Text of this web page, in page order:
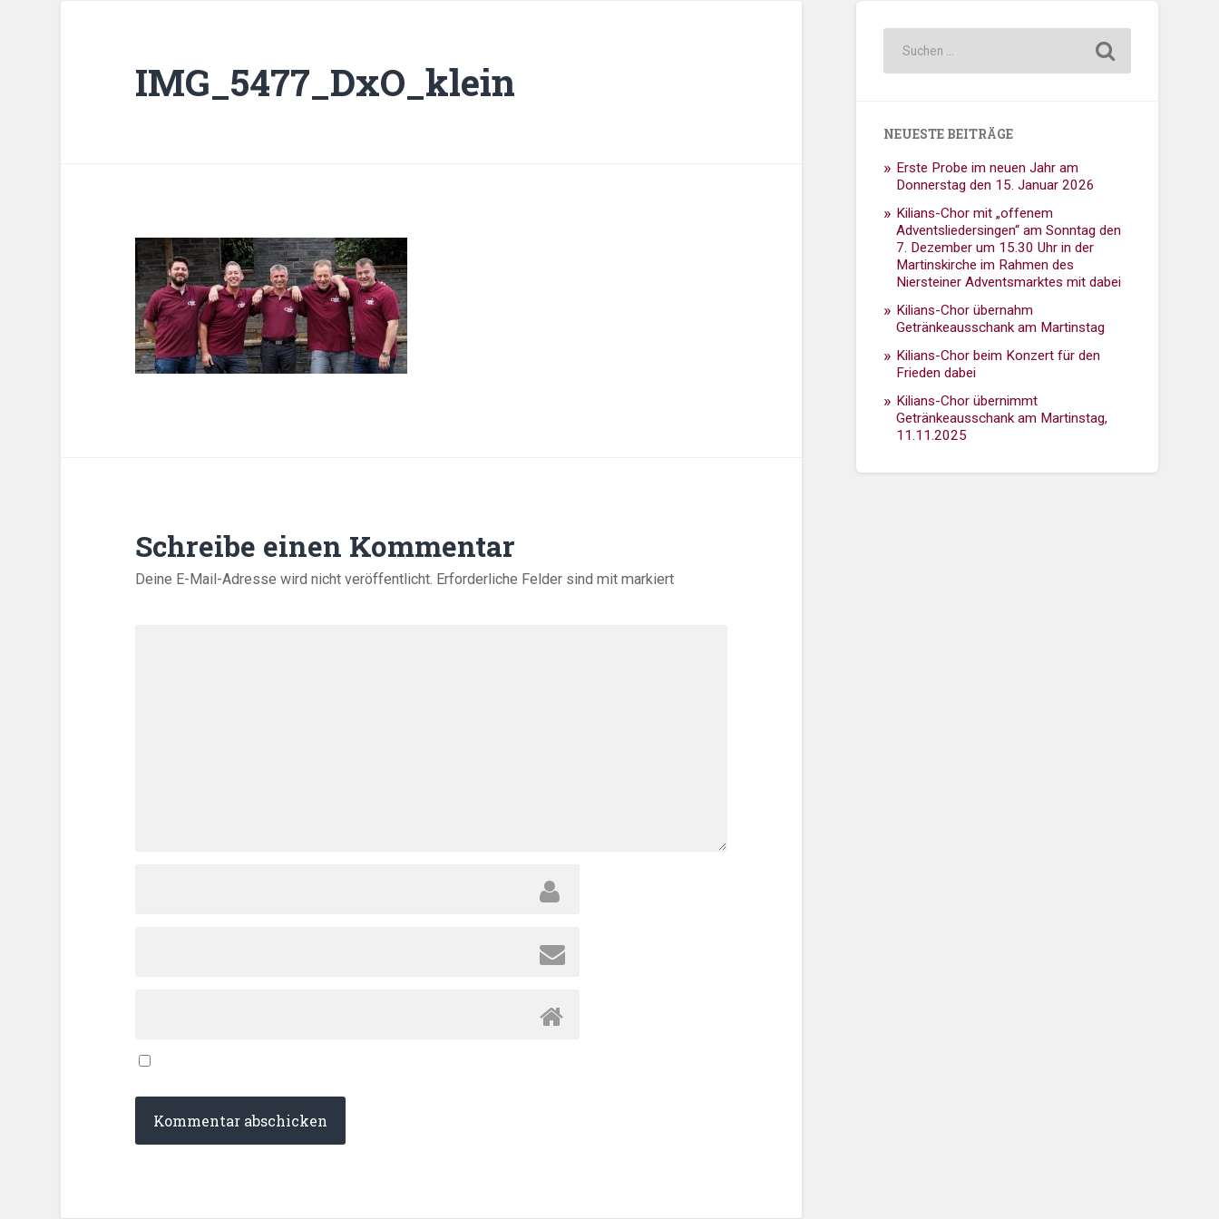
IMG_5477_DxO_klein
Schreibe einen Kommentar
Deine E-Mail-Adresse wird nicht veröffentlicht. Erforderliche Felder sind mit markiert
NEUESTE BEITRÄGE
Erste Probe im neuen Jahr am
Donnerstag den 15. Januar 2026
Kilians-Chor mit „offenem
Adventsliedersingen“ am Sonntag den
7. Dezember um 15.30 Uhr in der
Martinskirche im Rahmen des
Niersteiner Adventsmarktes mit dabei
Kilians-Chor übernahm
Getränkeausschank am Martinstag
Kilians-Chor beim Konzert für den
Frieden dabei
Kilians-Chor übernimmt
Getränkeausschank am Martinstag,
11.11.2025